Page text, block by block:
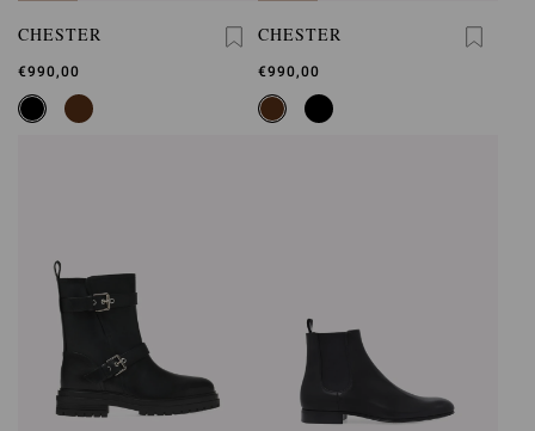
CHESTER
€990,00
CHESTER
€990,00